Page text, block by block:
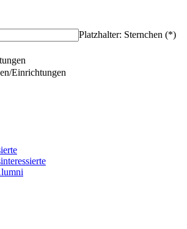
Platzhalter: Sternchen (*)
Einrichtungen